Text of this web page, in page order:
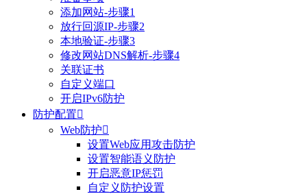
添加网站-步骤1
放行回源IP-步骤2
本地验证-步骤3
修改网站DNS解析-步骤4
关联证书
自定义端口
开启IPv6防护
防护配置
Web防护
设置Web应用攻击防护
设置智能语义防护
开启恶意IP惩罚
自定义防护设置